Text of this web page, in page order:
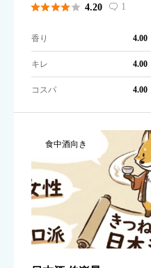
 4.20  1
香り 4.00
キレ 4.00
コスパ 4.00
食中酒向き